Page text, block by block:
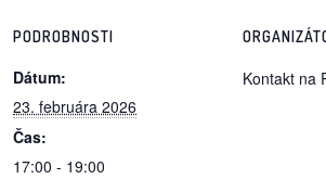
knihy
/
výstavy
PODROBNOSTI
Dátum:
23. februára 2026
Čas:
17:00 - 19:00
Kontakt na